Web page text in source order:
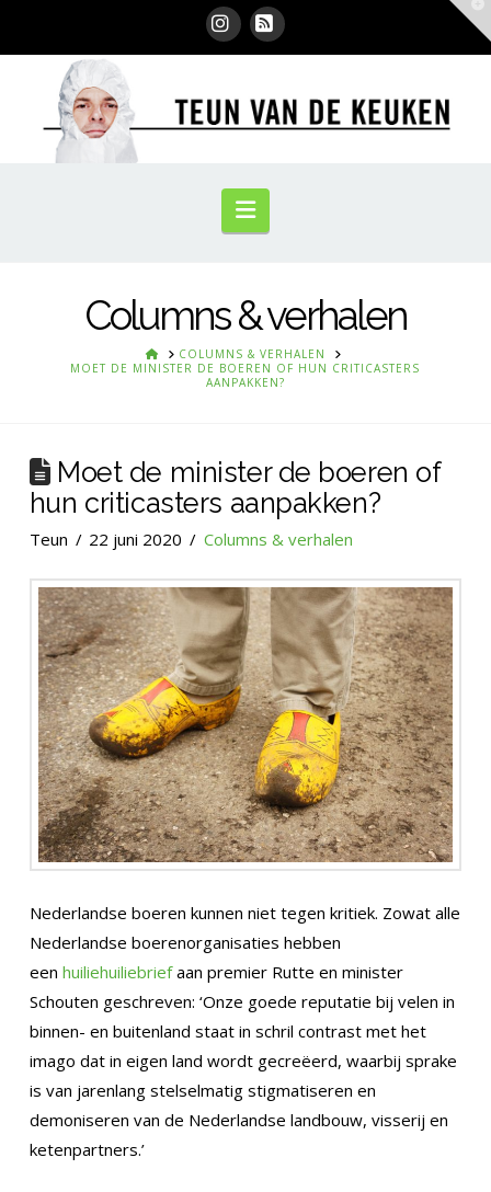
Instagram
RSS
Navigation
Columns & verhalen
HOMECOLUMNS & VERHALEN
MOET DE MINISTER DE BOEREN OF HUN CRITICASTERS
AANPAKKEN?
Moet de minister de boeren of
hun criticasters aanpakken?
Teun 22 juni 2020 Columns & verhalen
Nederlandse boeren kunnen niet tegen kritiek. Zowat alle
Nederlandse boerenorganisaties hebben
een huiliehuiliebriefaan premier Rutte en minister
Schouten geschreven: ‘Onze goede reputatie bij velen in
binnen- en buitenland staat in schril contrast met het
imago dat in eigen land wordt gecreëerd, waarbij sprake
is van jarenlang stelselmatig stigmatiseren en
demoniseren van de Nederlandse landbouw, visserij en
ketenpartners.’